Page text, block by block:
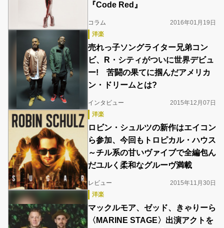
『Code Red』
コラム
2016年01月19日
洋楽
売れっ子ソングライター兄弟コン
ビ、R・シティがついに世界デビュ
ー! 苦闘の果てに掴んだアメリカ
ン・ドリームとは?
インタビュー
2015年12月07日
洋楽
ロビン・シュルツの新作はエイコン
ら参加、今回もトロピカル・ハウス
～チル系の甘いヴァイブで全編包ん
だユルく柔和なグルーヴ満載
レビュー
2015年11月30日
洋楽
マックルモア、ゼッド、きゃりーら
〈MARINE STAGE〉出演アクトを